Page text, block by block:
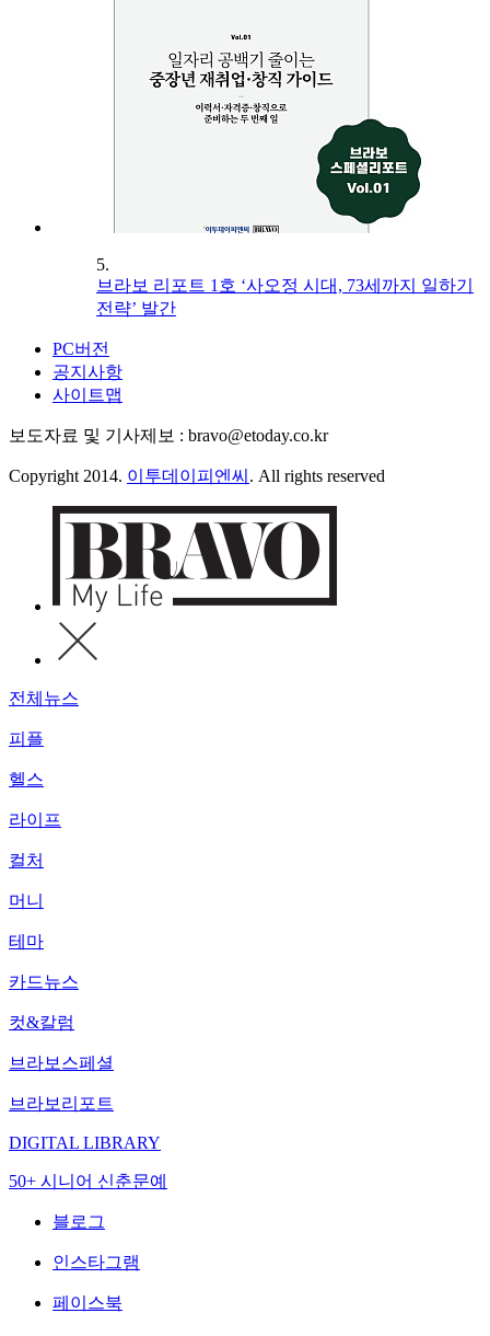
5.
브라보 리포트 1호 ‘사오정 시대, 73세까지 일하기
전략’ 발간
PC버전
공지사항
사이트맵
보도자료 및 기사제보 : bravo@etoday.co.kr
Copyright 2014. 이투데이피엔씨 . All rights reserved
전체뉴스
피플
헬스
라이프
컬처
머니
테마
카드뉴스
컷&칼럼
브라보스페셜
브라보리포트
DIGITAL LIBRARY
50+ 시니어 신춘문예
블로그
인스타그램
페이스북